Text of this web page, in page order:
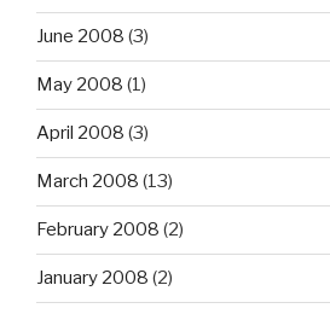
June 2008 (3)
May 2008 (1)
April 2008 (3)
March 2008 (13)
February 2008 (2)
January 2008 (2)